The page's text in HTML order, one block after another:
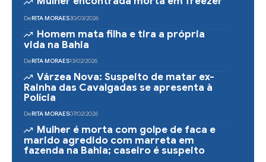
DeRITA MORAES30/03/2026
Homem mata filha e tira a própria
vida na Bahia
DeRITA MORAES13/02/2026
Várzea Nova: Suspeito de matar ex-
Rainha das Cavalgadas se apresenta à
Polícia
DeRITA MORAES07/02/2026
Mulher é morta com golpe de faca e
marido agredido com marreta em
fazenda na Bahia; caseiro é suspeito